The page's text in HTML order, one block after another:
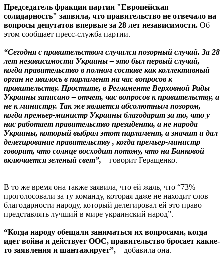
Председатель фракции партии "Европейская
солидарность" заявила, что правительство не отвечало на
вопросы депутатов впервые за 28 лет независимости. Об
этом сообщает пресс-служба партии.
“Сегодня с правительством случился позорный случай. За 28
лет независимости Украины – это был первый случай,
когда правительство в полном составе как коллективный
орган не явилось в парламент на час вопросов к
правительству. Простите, в Регламенте Верховной Рады
Украины записано – отчет, час вопросов к правительству, а
не к министру. Так же является абсолютным позором,
когда премьер-министр Украины благодарит за то, что у
нас работает правительство президента, а не народа
Украины, который выбрал этот парламент, а значит и дал
делегирование правительству , когда премьер-министр
говорит, что солнце восходит потому, что на Банковой
включается зеленый свет”, – говорит Геращенко.
В то же время она также заявила, что ей жаль, что “73%
проголосовали за ту команду, которая даже не находит слов
благодарности народу, который делегировал ей это право
представлять лучший в мире украинский народ”.
“Когда народу обещали заниматься их вопросами, когда
идет война и действует ООС, правительство бросает какие-
то заявления и шантажирует”, – добавила она.